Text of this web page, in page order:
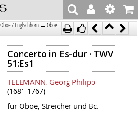
Oboe / Englischhorn → Oboe
Concerto in Es-dur · TWV
51:Es1
TELEMANN, Georg Philipp
(1681-1767)
für Oboe, Streicher und Bc.